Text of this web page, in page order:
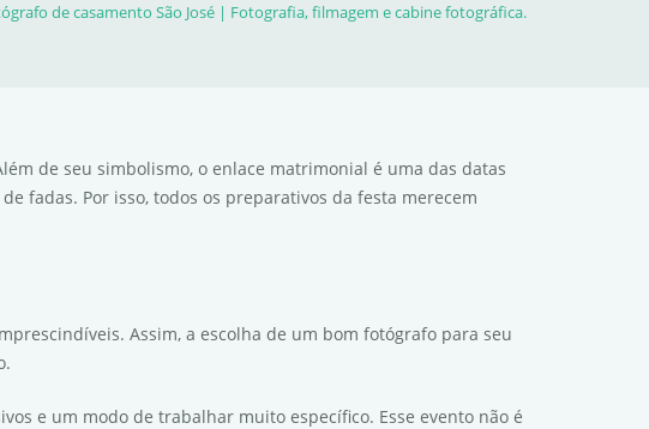
de casamento São José | Fotografia, filmagem e cabine fotográfica.
de seu simbolismo, o enlace matrimonial é uma das datas
fadas. Por isso, todos os preparativos da festa merecem
Assim, a escolha de um bom fotógrafo para seu
e um modo de trabalhar muito específico. Esse evento não é